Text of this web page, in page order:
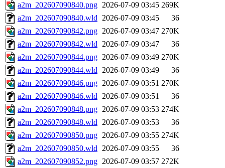
a2m_202607090840.png 2026-07-09 03:45 269K
a2m_202607090840.wld 2026-07-09 03:45
36
a2m_202607090842.png 2026-07-09 03:47 270K
a2m_202607090842.wld 2026-07-09 03:47
36
a2m_202607090844.png 2026-07-09 03:49 270K
a2m_202607090844.wld 2026-07-09 03:49
36
a2m_202607090846.png 2026-07-09 03:51 270K
a2m_202607090846.wld 2026-07-09 03:51
36
a2m_202607090848.png 2026-07-09 03:53 274K
a2m_202607090848.wld 2026-07-09 03:53
36
a2m_202607090850.png 2026-07-09 03:55 274K
a2m_202607090850.wld 2026-07-09 03:55
36
a2m_202607090852.png 2026-07-09 03:57 272K